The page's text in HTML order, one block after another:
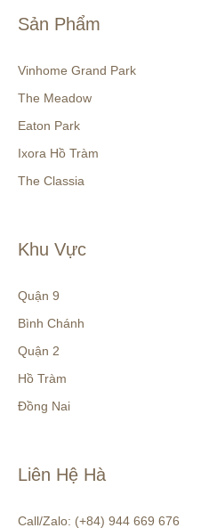
Sản Phẩm
Vinhome Grand Park
The Meadow
Eaton Park
Ixora Hồ Tràm
The Classia
Khu Vực
Quận 9
Bình Chánh
Quận 2
Hồ Tràm
Đồng Nai
Liên Hệ Hà
Call/Zalo: (+84) 944 669 676